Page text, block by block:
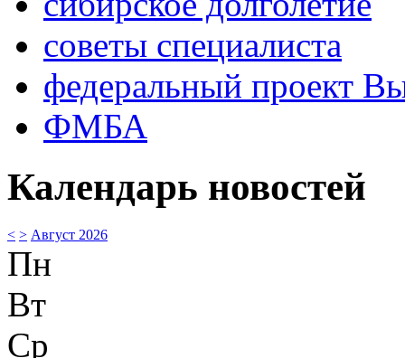
советы специалиста
федеральный проект
ФМБА
Календарь новостей
< > Август 2026
Пн
Вт
Ср